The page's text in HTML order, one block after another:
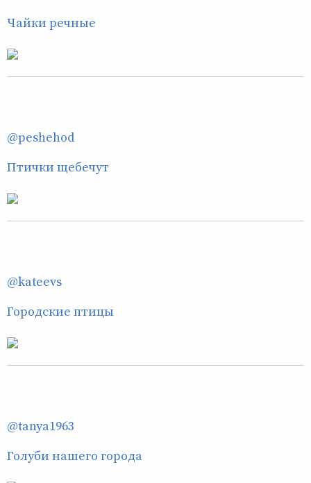
Чайки речные
@peshehod
Птички щебечут
@kateevs
Городские птицы
@tanya1963
Голуби нашего города